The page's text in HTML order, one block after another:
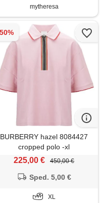
mytheresa
BURBERRY hazel 8084427
cropped polo -xl
225,00 € 450,00 €
Sped. 5,00 €
XL